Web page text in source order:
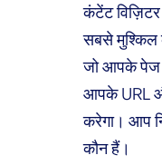
कंटेंट
सबसे
जो आपके पेज
आपके URL
करेगा। आप
कौन हैं।